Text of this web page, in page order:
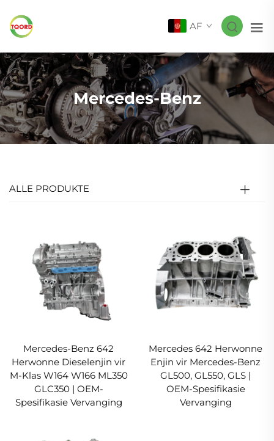
AF
Mercedes-Benz
ALLE PRODUKTE
Mercedes-Benz 642
Herwonne Dieselenjin vir
M-Klas W164 W166 ML350
GLC350 | OEM-
Spesifikasie Vervanging
Mercedes 642 Herwonne
Enjin vir Mercedes-Benz
GL500, GL550, GLS |
OEM-Spesifikasie
Vervanging